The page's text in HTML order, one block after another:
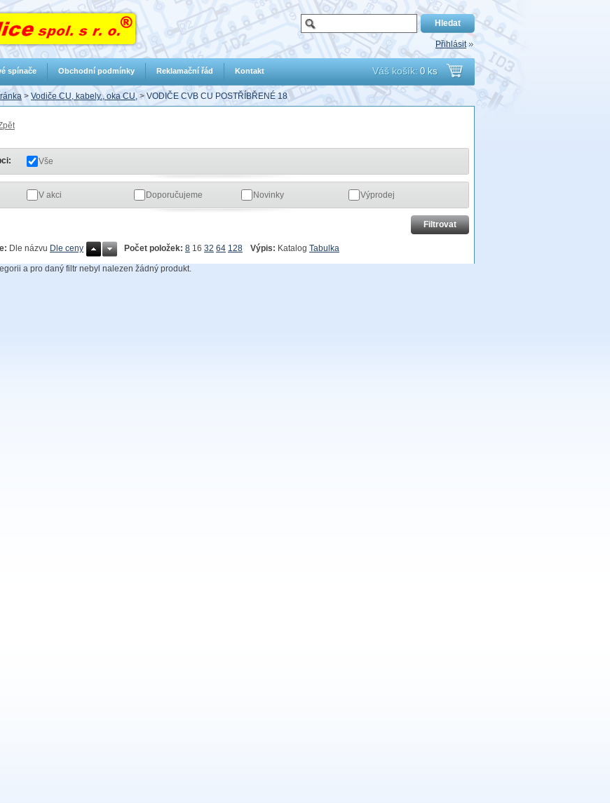
Váš košík: 0 ks
košíku
Přihlásit
> Vodiče CU, kabely., oka CU,>VODIČE CVB CU POSTŘÍBŘENÉ 18
Vše
V akci Doporučujeme Novinky Výprodej
Dle názvu Dle ceny Počet položek: 8 16 32 64 128 Výpis: Katalog Tabulka
a pro daný filtr nebyl nalezen žádný produkt.
spínače Obchodní podmínky Reklamační řád Kontakt